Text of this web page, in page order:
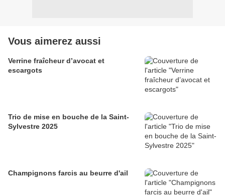
Vous aimerez aussi
Verrine fraîcheur d’avocat et
escargots
Trio de mise en bouche de la Saint-
Sylvestre 2025
Champignons farcis au beurre d'ail